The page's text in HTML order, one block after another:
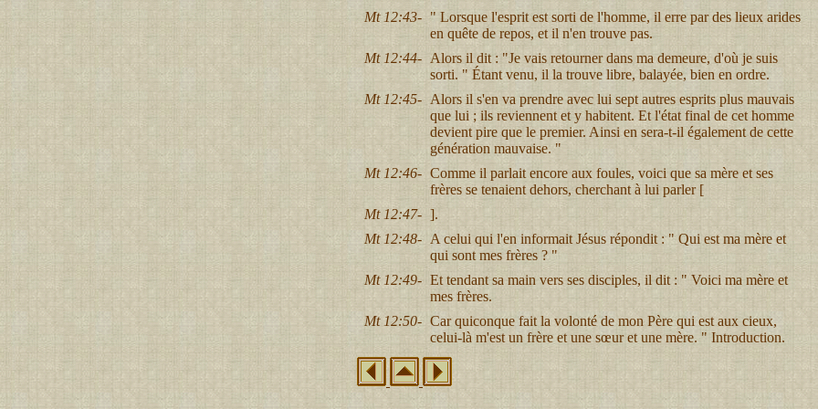
Mt 12:43- " Lorsque l'esprit est sorti de l'homme, il erre par des lieux arides
en quête de repos, et il n'en trouve pas.
Mt 12:44- Alors il dit : "Je vais retourner dans ma demeure, d'où je suis
sorti. " Étant venu, il la trouve libre, balayée, bien en ordre.
Mt 12:45- Alors il s'en va prendre avec lui sept autres esprits plus mauvais
que lui ; ils reviennent et y habitent. Et l'état final de cet homme
devient pire que le premier. Ainsi en sera-t-il également de cette
génération mauvaise. "
Mt 12:46- Comme il parlait encore aux foules, voici que sa mère et ses
frères se tenaient dehors, cherchant à lui parler [
Mt 12:47- ].
Mt 12:48- A celui qui l'en informait Jésus répondit : " Qui est ma mère et
qui sont mes frères ? "
Mt 12:49- Et tendant sa main vers ses disciples, il dit : " Voici ma mère et
mes frères.
Mt 12:50- Car quiconque fait la volonté de mon Père qui est aux cieux,
celui-là m'est un frère et une sœur et une mère. " Introduction.